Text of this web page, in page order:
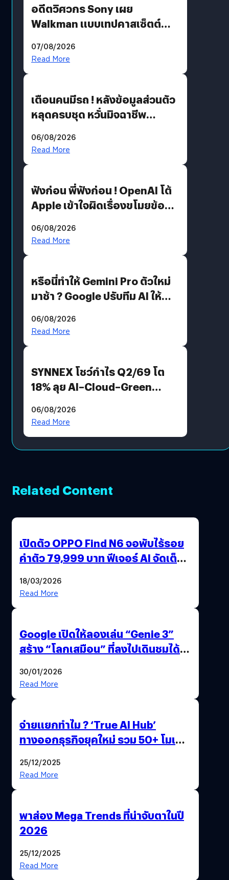
อดีตวิศวกร Sony เผย
Walkman แบบเทปคาสเซ็ตต์
07/08/2026
Read More
เตือนคนมีรถ ! หลังข้อมูลส่วนตัว
หลุดครบชุด หวั่นมิจฉาชีพ
รหัสผ่านหลุด ไม่ใช่แฮกเกอร์
06/08/2026
Read More
ฟังก่อน พี่ฟังก่อน ! OpenAI โต้
Apple เข้าใจผิดเรื่องขโมยข้อมูล
06/08/2026
Read More
หรือนี่ทำให้ Gemini Pro ตัวใหม่
มาช้า ? Google ปรับทีม AI ให้
AGI
06/08/2026
Read More
SYNNEX โชว์กำไร Q2/69 โต
18% ลุย AI–Cloud–Green
Revenue เร่งเครื่อง New
ปันผล 0.10 บาท/หุ้น
06/08/2026
Read More
Related Content
เปิดตัว OPPO Find N6 จอพับไร้รอย
ค่าตัว 79,999 บาท ฟีเจอร์ AI จัดเต็ม
18/03/2026
Read More
Google เปิดให้ลองเล่น “Genie 3”
สร้าง “โลกเสมือน” ที่ลงไปเดินชมได้
30/01/2026
Read More
จ่ายแยกทำไม ? ‘True AI Hub’
ทางออกธุรกิจยุคใหม่ รวม 50+ โมเดล
25/12/2025
Read More
พาส่อง Mega Trends ที่น่าจับตาในปี
2026
25/12/2025
Read More